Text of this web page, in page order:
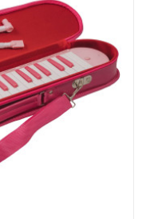
- МЕЛОДИКА